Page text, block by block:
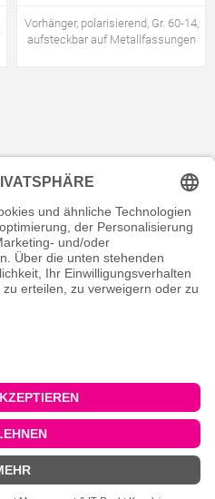
Vorhänger, polarisierend, Gr. 60-14,
aufsteckbar auf Metallfassungen